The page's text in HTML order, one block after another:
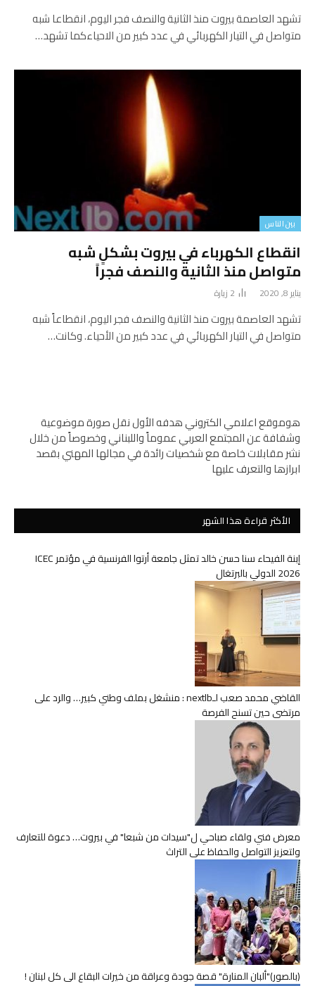
تشهد العاصمة بيروت منذ الثانية والنصف فجر اليوم، انقطاعا شبه
متواصل في التيار الكهربائي في عدد كبير من الاحياءكما تشهد…
بين الناس
انقطاع الكهرباء في بيروت بشكلٍ شبه
متواصل منذ الثانية والنصف فجراً
يناير 8, 2020 2 زيارة
تشهد العاصمة بيروت منذ الثانية والنصف فجر اليوم، انقطاعاً شبه
متواصل في التيار الكهربائي في عدد كبير من الأحياء. وكانت…
هوموقع اعلامي الكتروني هدفه الأول نقل صورة موضوعية
وشفافة عن المجتمع العربي عموماً واللبناني وخصوصاً من خلال
نشر مقابلات خاصة مع شخصيات رائدة في مجالها المهني بقصد
ابرازها والتعرف عليها
الأكثر قراءة هذا الشهر
إبنة الفيحاء سنا حسن خالد تمثل جامعة أرتوا الفرنسية في مؤتمر ICEC
2026 الدولي بالبرتغال
القاضي محمد صعب لـnextlb : منشغل بملف وطني كبير… والرد على
مرتضى حين تسنح الفرصة
معرض فني ولقاء صباحي ل"سيدات من شبعا" في بيروت… دعوة للتعارف
ولتعزيز التواصل والحفاظ على التراث
(بالصور)"ألبان المنارة" قصة جودة وعراقة من خيرات البقاع الى كل لبنان !